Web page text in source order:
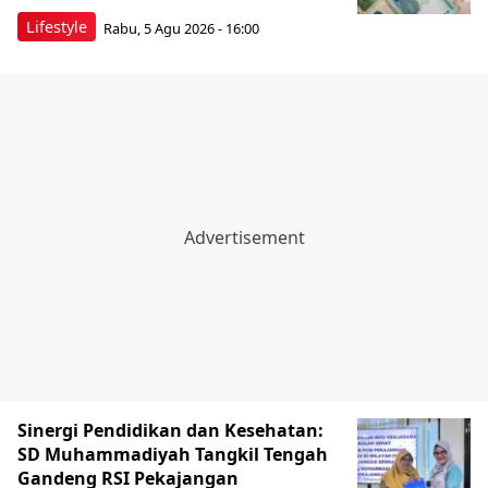
Lifestyle Rabu, 5 Agu 2026 - 16:00
Sinergi Pendidikan dan Kesehatan:
SD Muhammadiyah Tangkil Tengah
Gandeng RSI Pekajangan